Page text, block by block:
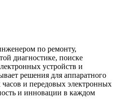
по ремонту,
диагностике, поиске
устройств и
решения для аппаратного
и передовых электронных
и инновации в каждом